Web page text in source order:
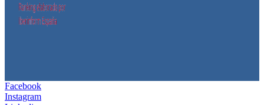
Facebook
Instagram